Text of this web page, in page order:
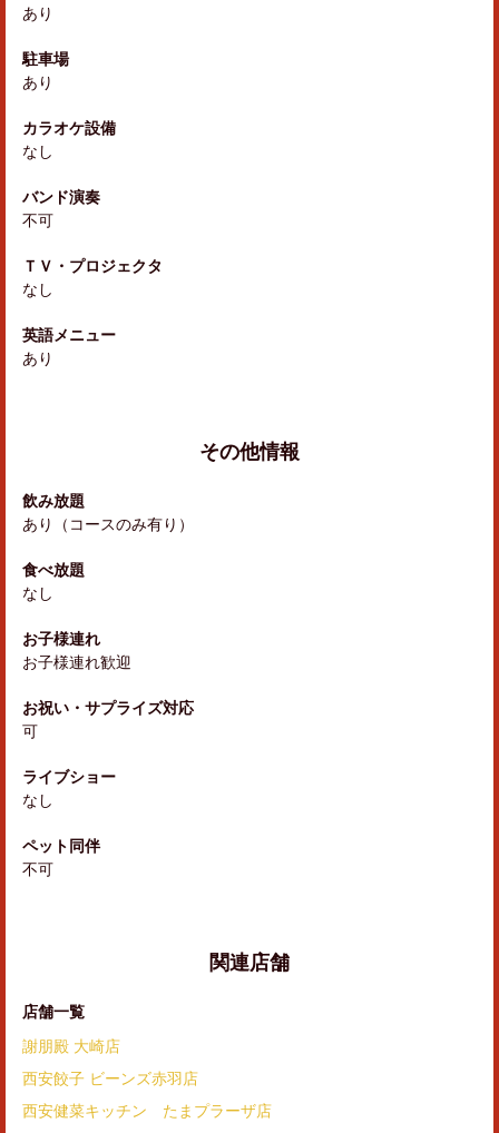
あり
駐車場
あり
カラオケ設備
なし
バンド演奏
不可
ＴＶ・プロジェクタ
なし
英語メニュー
あり
その他情報
飲み放題
あり（コースのみ有り）
食べ放題
なし
お子様連れ
お子様連れ歓迎
お祝い・サプライズ対応
可
ライブショー
なし
ペット同伴
不可
関連店舗
店舗一覧
謝朋殿 大崎店
西安餃子 ビーンズ赤羽店
西安健菜キッチン たまプラーザ店